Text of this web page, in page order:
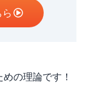
の理論です！